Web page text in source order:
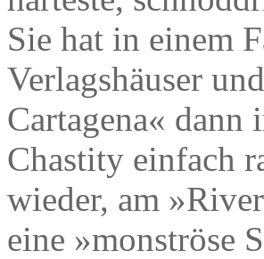
Sie hat in einem
Verlagshäuser
Cartagena«
Chastity einfach
wieder, am
eine »monströse